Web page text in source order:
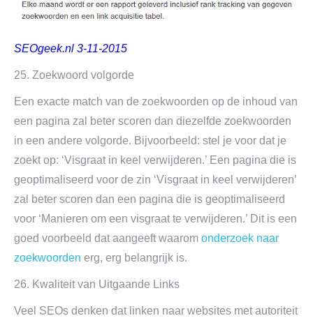
SEOgeek.nl 3-11-2015
25. Zoekwoord volgorde
Een exacte match van de zoekwoorden op de inhoud van
een pagina zal beter scoren dan diezelfde zoekwoorden
in een andere volgorde. Bijvoorbeeld: stel je voor dat je
zoekt op: ‘Visgraat in keel verwijderen.’ Een pagina die is
geoptimaliseerd voor de zin ‘Visgraat in keel verwijderen’
zal beter scoren dan een pagina die is geoptimaliseerd
voor ‘Manieren om een visgraat te verwijderen.’ Dit is een
goed voorbeeld dat aangeeft waarom onderzoek naar
zoekwoorden erg, erg belangrijk is.
26. Kwaliteit van Uitgaande Links
Veel SEOs denken dat linken naar websites met autoriteit